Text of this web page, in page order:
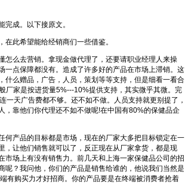
成。以下接原文。
此希望能给经销商们一些借鉴。
么去营销。拿现金做代理了，还要请职业经理人来操
一点保障都没有。造成了许多好的产品在市场上滞销。这
什么赠品，广告，人员，策划等等支持，但是细看一看合
厂家是按进货量5%---10%提供支持，其实微乎其微。完
天广告费都不够。还不如不做。人员支持就更别提了，
，靠他们你代理还不如不做呢!在中国有80%的保健品企
产品的目标都是市场，现在的厂家大多把目标锁定在一
，让他们销售就可以了，反正现在从厂家拿货，都是现
场上有没有销售力。前几天和上海一家保健品公司的招
？我问他，你们的产品是销售给谁的，他说我们当然是
有购买力才好招商。你的产品要是在终端被消费者抢着